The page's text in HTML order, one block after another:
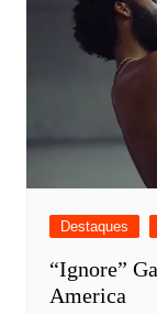
Destaques
“Ignore”
America